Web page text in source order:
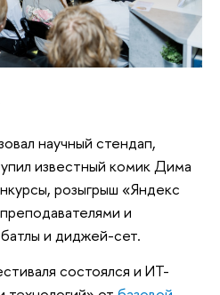
научный стендап,
известный комик Дима
розыгрыш «Яндекс
и
и диджей-сет.
состоялся и ИТ-